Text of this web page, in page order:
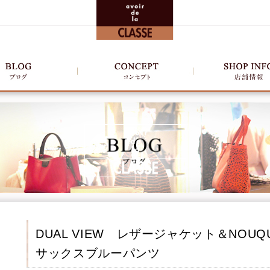
DUAL VIEW レザージャケット＆
サックスブルーパンツ